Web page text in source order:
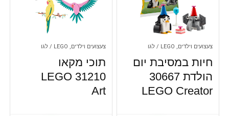
צעצועים וילדים, LEGO / לגו
חיות במסיבת יום
הולדת 30667
LEGO Creator
צעצועים וילדים, LEGO / לגו
תוכי מקאו
31210 LEGO
Art